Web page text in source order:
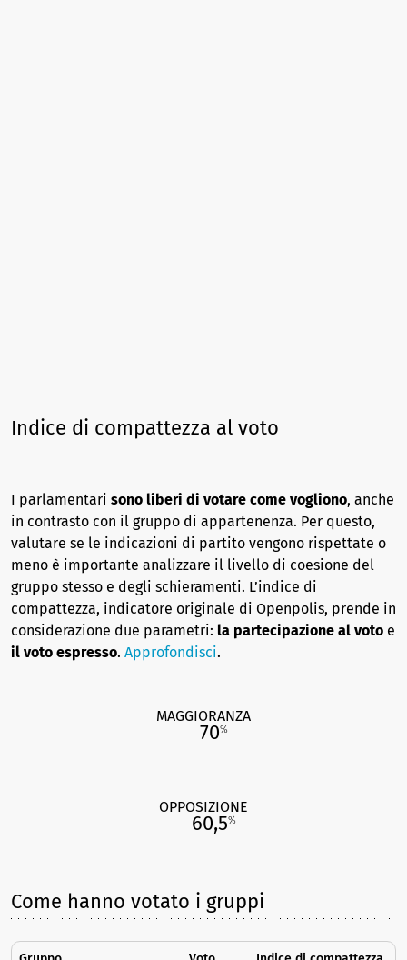
Indice di compattezza al voto
I parlamentari sono liberi di votare come vogliono, anche
in contrasto con il gruppo di appartenenza. Per questo,
valutare se le indicazioni di partito vengono rispettate o
meno è importante analizzare il livello di coesione del
gruppo stesso e degli schieramenti. L’indice di
compattezza, indicatore originale di Openpolis, prende in
considerazione due parametri: la partecipazione al voto e
il voto espresso. Approfondisci.
MAGGIORANZA
70%
OPPOSIZIONE
60,5%
Come hanno votato i gruppi